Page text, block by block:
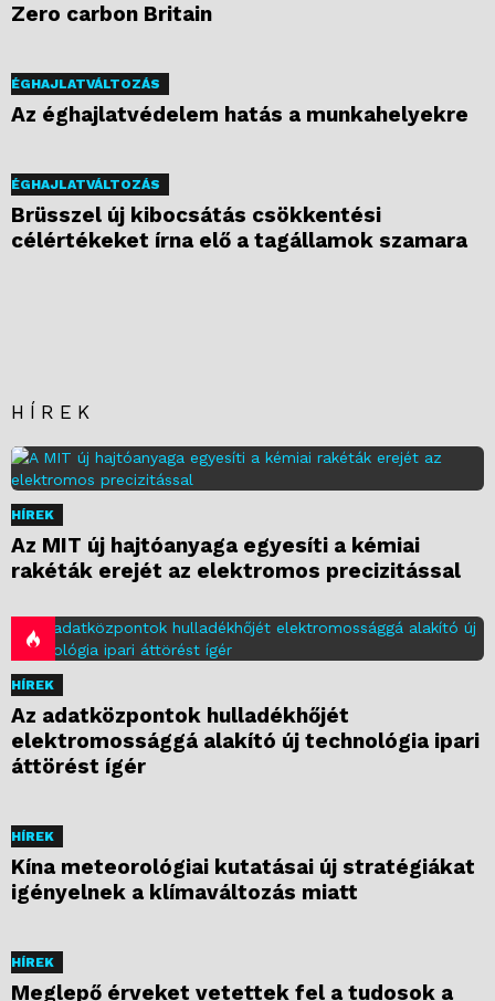
Zero carbon Britain
ÉGHAJLATVÁLTOZÁS
Az éghajlatvédelem hatás a munkahelyekre
ÉGHAJLATVÁLTOZÁS
Brüsszel új kibocsátás csökkentési
célértékeket írna elő a tagállamok szamara
HÍREK
HÍREK
Az MIT új hajtóanyaga egyesíti a kémiai
rakéták erejét az elektromos precizitással
HÍREK
Az adatközpontok hulladékhőjét
elektromossággá alakító új technológia ipari
áttörést ígér
HÍREK
Kína meteorológiai kutatásai új stratégiákat
igényelnek a klímaváltozás miatt
HÍREK
Meglepő érveket vetettek fel a tudosok a